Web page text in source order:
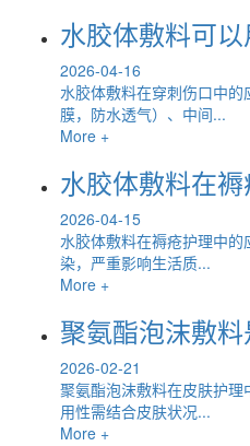
水胶体敷料可
2026-04-16
水胶体敷料在穿刺伤口中
膜，防水透气）、中间...
More +
水胶体敷料在
2026-04-15
水胶体敷料在褥疮护理中
染，严重影响生活质...
More +
聚氨酯泡沫敷
2026-02-21
聚氨酯泡沫敷料在皮肤护
用性需结合皮肤状况...
More +